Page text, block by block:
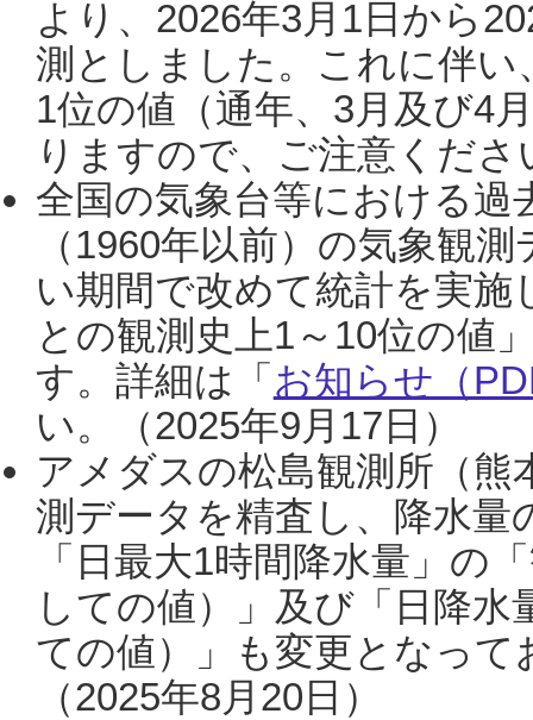
より、2026年3月1日から
測としました。これに伴い
1位の値（通年、3月及び4
りますので、ご注意くだ
全国の気象台等における過
（1960年以前）の気象観
い期間で改めて統計を実
との観測史上1～10位の値
す。詳細は「 お知らせ（
い。（2025年9月17日）
アメダスの松島観測所（熊
測データを精査し、降水
「日最大1時間降水量」の
しての値）」及び「日降
ての値）」も変更となっ
（2025年8月20日）